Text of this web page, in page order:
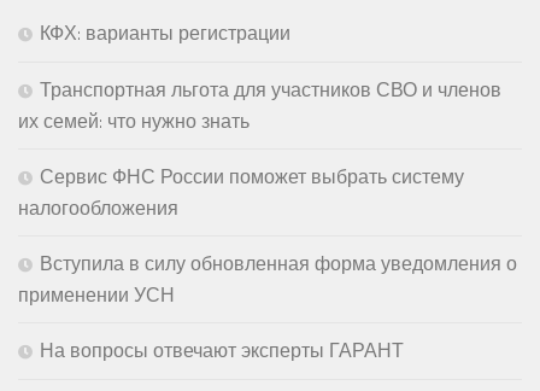
КФХ: варианты регистрации
Транспортная льгота для участников СВО и членов
их семей: что нужно знать
Сервис ФНС России поможет выбрать систему
налогообложения
Вступила в силу обновленная форма уведомления о
применении УСН
На вопросы отвечают эксперты ГАРАНТ